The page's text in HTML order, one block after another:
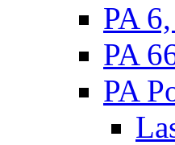
PA
PA
PA